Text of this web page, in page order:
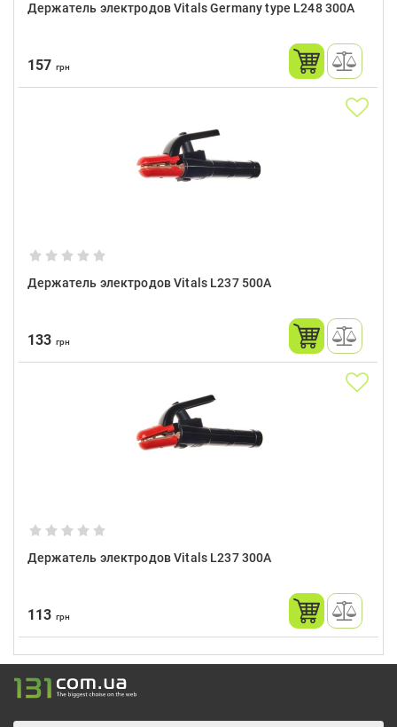
Держатель электродов Vitals Germany type L248 300A
157 грн
Держатель электродов Vitals L237 500A
133 грн
Держатель электродов Vitals L237 300A
113 грн